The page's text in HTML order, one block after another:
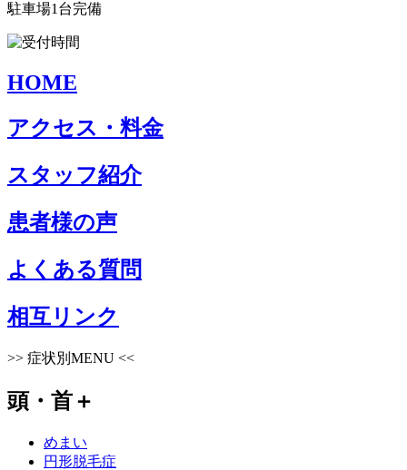
駐車場1台完備
HOME
アクセス・料金
スタッフ紹介
患者様の声
よくある質問
相互リンク
>> 症状別MENU <<
頭・首＋
めまい
円形脱毛症